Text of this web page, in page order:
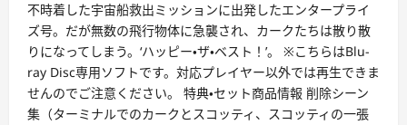
不時着した宇宙船救出ミッションに出発したエンタープライ
ズ号。だが無数の飛行物体に急襲され、カークたちは散り散
りになってしまう。‘ハッピー・ザ・ベスト！’。 ※こちらはBlu-
ray Disc専用ソフトです。対応プレイヤー以外では再生できま
せんのでご注意ください。 特典・セット商品情報 削除シーン
集（ターミナルでのカークとスコッティ、スコッティの一張